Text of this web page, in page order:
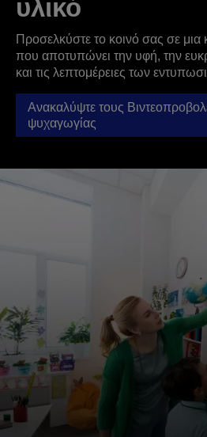
υλικό
Προσελκύστε το κοινό σας σε μια
που αποτυπώνει την υφή, την
και τις λεπτομέρειες των
Ανακαλύψτε τους
ψυχαγωγίας